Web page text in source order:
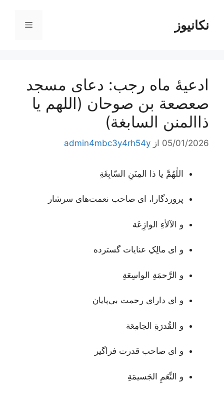
محتوانکانیوز فهرست
ادعیۀ ماه رجب: دعای مسجد
صعصعة بن صوحان (اللهم یا
ذاالمنن السابغة)
05/01/2026 از admin4mbc3y4rh54y
اللٰهُمَّ يا ذا المِنَنِ السّابِغَةِ
پروردگارا، ای صاحب نعمت‌های سرشار
و الآلاٰءِ الوازِعَة
و ای مالِکِ عنایات گسترده
و الرَّحمَةِ الواسِعَةِ
و ای دارای رحمت بی‌پایان
و القُدرَةِ الجامِعَة
و ای صاحب قدرت فراگیر
و النِّعَمِ الجَسيمَةِ